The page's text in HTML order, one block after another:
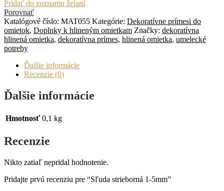
Pridať do zoznamu želaní
Porovnať
Katalógové číslo: MAT055 Kategórie: Dekoratívne prímesi do
omietok, Doplnky k hlineným omietkam Značky: dekoratívna
hlinená omietka, dekoratívna prímes, hlinená omietka, umelecké
potreby
Ďalšie informácie
Recenzie (0)
Ďalšie informácie
Hmotnosť 0,1 kg
Recenzie
Nikto zatiaľ nepridal hodnotenie.
Pridajte prvú recenziu pre “Sľuda strieborná 1-5mm”